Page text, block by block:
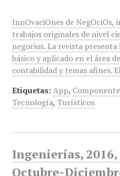
InnOvaciOnes de NegOciOs,
trabajos originales de nivel
negocios. La revista
básico y aplicado en el área
contabilidad y temas afines.
Etiquetas: App,
Tecnología, Turísticos
Ingenierías, 2016,
Octubre-